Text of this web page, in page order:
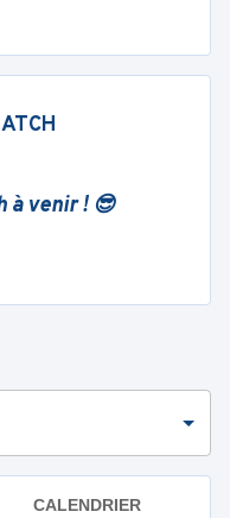
à venir ! 😎
CALENDRIER